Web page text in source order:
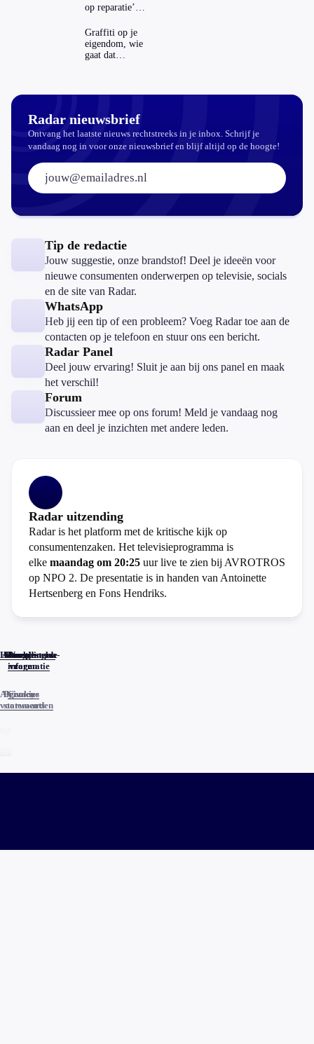
op reparatie’
echt
aantrekkelijker?
Graffiti op je
eigendom, wie
gaat dat
Radar nieuwsbrief
Ontvang het laatste nieuws rechtstreeks in je inbox. Schrijf je
vandaag nog in voor onze nieuwsbrief en blijf altijd op de hoogte!
E-mailadres:
Tip de redactie
Jouw suggestie, onze brandstof! Deel je ideeën voor
nieuwe consumenten onderwerpen op televisie, socials
en de site van Radar.
WhatsApp
Heb jij een tip of een probleem? Voeg Radar toe aan de
contacten op je telefoon en stuur ons een bericht.
Radar Panel
Deel jouw ervaring! Sluit je aan bij ons panel en maak
het verschil!
Forum
Discussieer mee op ons forum! Meld je vandaag nog
aan en deel je inzichten met andere leden.
Radar uitzending
Radar is het platform met de kritische kijk op
consumentenzaken. Het televisieprogramma is
elke maandag om 20:25 uur live te zien bij AVROTROS
op NPO 2. De presentatie is in handen van Antoinette
Hertsenberg en Fons Hendriks.
Home
Actueel
Uitzendingen
Reacties
Programma-
informatie
Veelgestelde
vragen
Algemene
voorwaarden
Privacy
statements
Cookies